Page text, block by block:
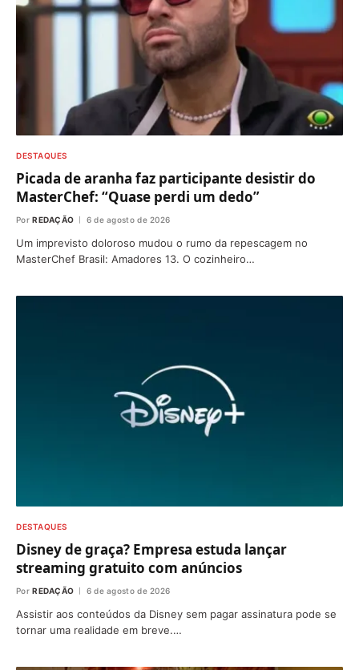
DESTAQUES
Picada de aranha faz participante desistir do
MasterChef: “Quase perdi um dedo”
Por REDAÇÃO 6 de agosto de 2026
Um imprevisto doloroso mudou o rumo da repescagem no
MasterChef Brasil: Amadores 13. O cozinheiro…
DESTAQUES
Disney de graça? Empresa estuda lançar
streaming gratuito com anúncios
Por REDAÇÃO 6 de agosto de 2026
Assistir aos conteúdos da Disney sem pagar assinatura pode se
tornar uma realidade em breve.…